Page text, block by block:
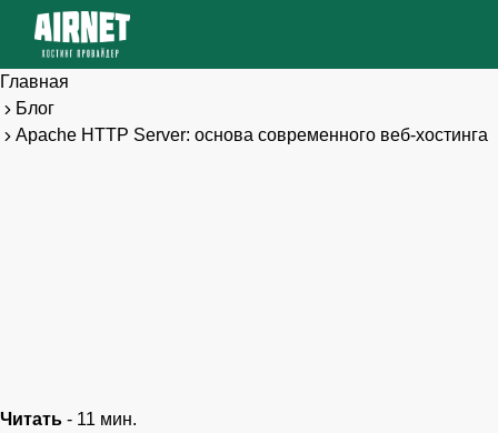
Главная
Блог
Apache HTTP Server: основа современного веб-хостинга
Читать - 11 мин.